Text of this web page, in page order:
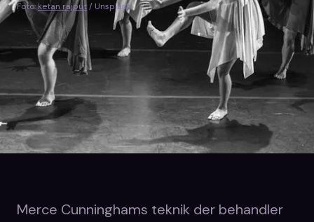
Foto:ketan rajput/ Unsplash
Merce Cunninghams teknik der behandler